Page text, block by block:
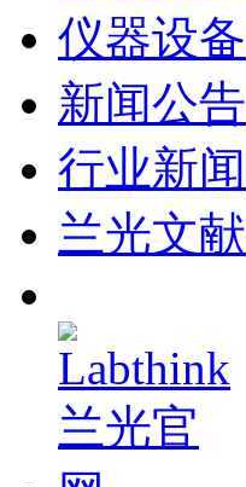
仪器设备
新闻公告
行业新闻
兰光文献